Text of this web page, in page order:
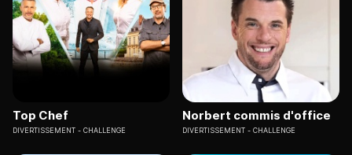
Top Chef
DIVERTISSEMENT CHALLENGE
Norbert commis d'office
DIVERTISSEMENT CHALLENGE